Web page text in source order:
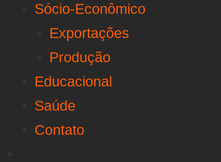
Sócio-Econômico
Exportações
Produção
Educacional
Saúde
Contato